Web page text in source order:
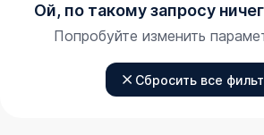
Ой, по такому запросу
Попробуйте изменить
Сбросить все